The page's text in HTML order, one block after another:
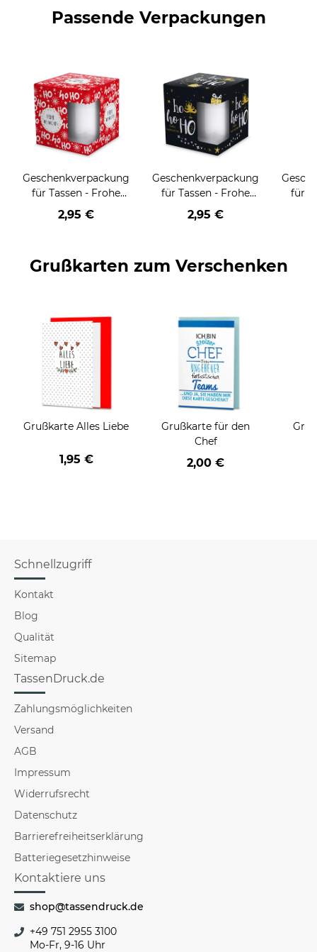
Passende Verpackungen
Geschenkverpackung
für Tassen - Frohe
Weihnachten - HO
HO HO - rot
2,95 €
Geschenkverpackung
für Tassen - Frohe
Weihnachten - HO
HO HO - schwarz
2,95 €
für
Grußkarten zum Verschenken
Grußkarte Alles Liebe
1,95 €
Grußkarte für den
Chef
2,00 €
Schnellzugriff
Kontakt
Blog
Qualität
Sitemap
TassenDruck.de
Zahlungsmöglichkeiten
Versand
AGB
Impressum
Widerrufsrecht
Datenschutz
Barrierefreiheitserklärung
Batteriegesetzhinweise
Kontaktiere uns
shop@tassendruck.de
+49 751 2955 3100
Mo-Fr, 9-16 Uhr